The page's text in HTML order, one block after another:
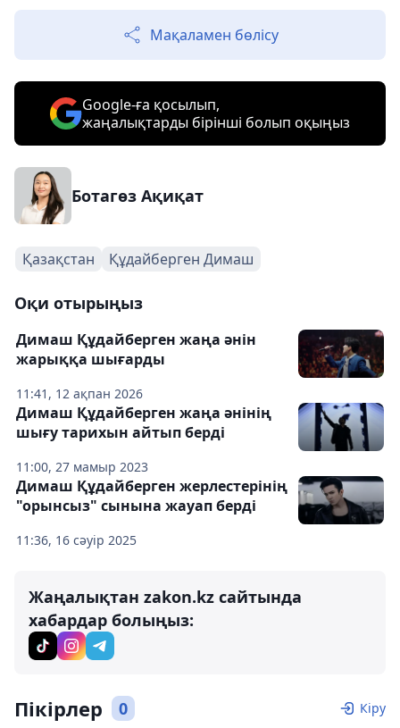
Мақаламен бөлісу
Google-ға қосылып,
жаңалықтарды бірінші болып оқыңыз
Ботагөз Ақиқат
Қазақстан Құдайберген Димаш
Оқи отырыңыз
11:41, 12 ақпан 2026
Димаш Құдайберген жаңа әнін
жарыққа шығарды
11:00, 27 мамыр 2023
Димаш Құдайберген жаңа әнінің
шығу тарихын айтып берді
11:36, 16 сәуір 2025
Димаш Құдайберген жерлестерінің
"орынсыз" сынына жауап берді
Жаңалықтан zakon.kz сайтында
хабардар болыңыз:
Пікірлер 0 Кіру